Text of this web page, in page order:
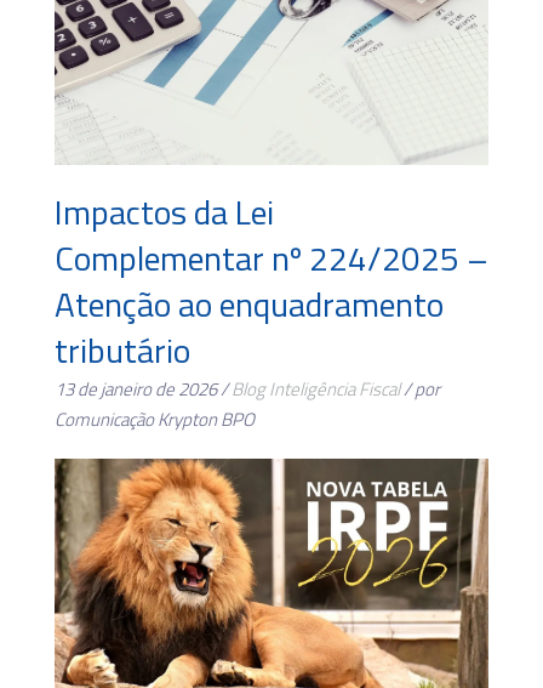
Impactos da Lei
Complementar nº 224/2025 –
Atenção ao enquadramento
tributário
13 de janeiro de 2026 /BlogInteligência Fiscal/ por
Comunicação Krypton BPO